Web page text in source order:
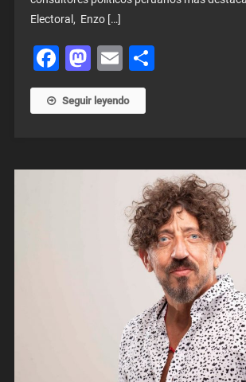
Electoral, Enzo […]
Facebook
Mastodon
Email
Seguir leyendo